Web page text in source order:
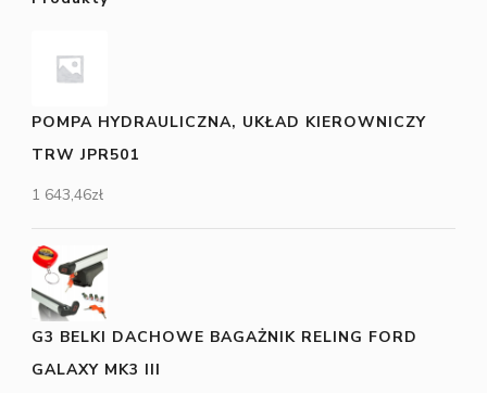
POMPA HYDRAULICZNA, UKŁAD KIEROWNICZY
TRW JPR501
1 643,46zł
G3 BELKI DACHOWE BAGAŻNIK RELING FORD
GALAXY MK3 III